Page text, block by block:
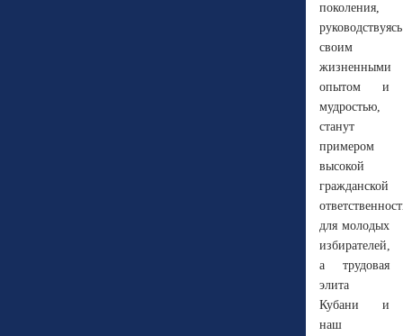
поколения,
руководствуясь
своим
жизненными
опытом и
мудростью,
станут
примером
высокой
гражданской
для молодых
избирателей,
а трудовая
элита
Кубани и
наш